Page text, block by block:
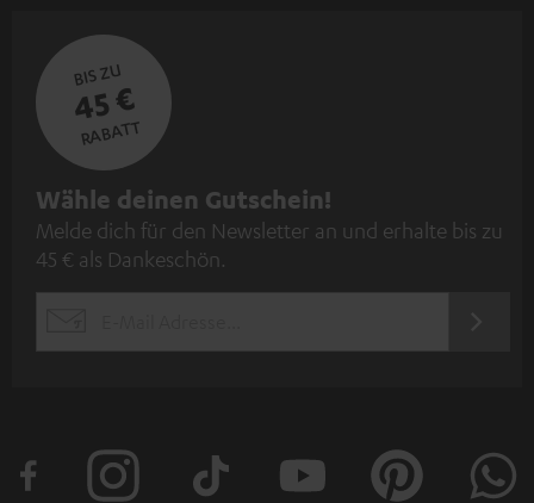
BIS ZU
45 €
RABATT
N
e
w
e
Wähle deinen Gutschein!
Melde dich für den Newsletter an und erhalte bis zu
45 € als Dankeschön.